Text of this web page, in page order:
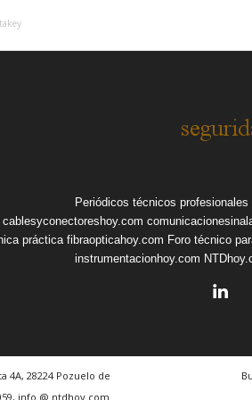
Periódicos técnicos
cablesyconectoreshoy.com
práctica fibraopticahoy.com Foro técnico
instrumentacionhoy.com
4A, 28224 Pozuelo de
info @ ntdhoy.com